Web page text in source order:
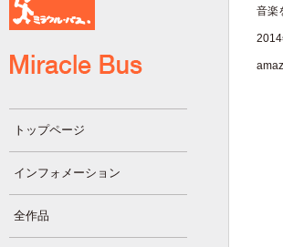
トップページ
インフォメーション
全作品
音楽
2014